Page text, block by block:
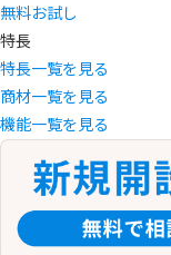
無料お試し
特長
特長一覧を見る
商材一覧を見る
機能一覧を見る